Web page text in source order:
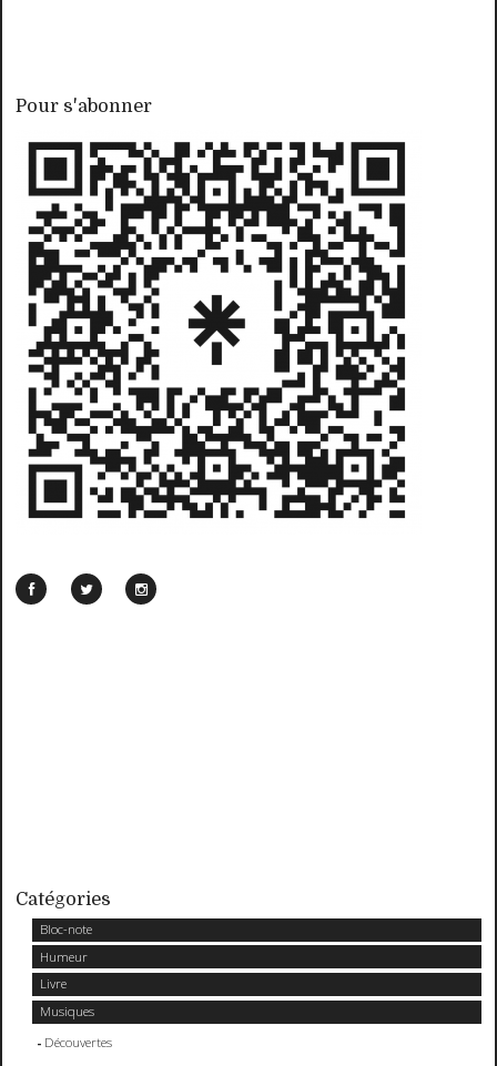
Pour s'abonner
Catégories
Bloc-note
Humeur
Livre
Musiques
Découvertes